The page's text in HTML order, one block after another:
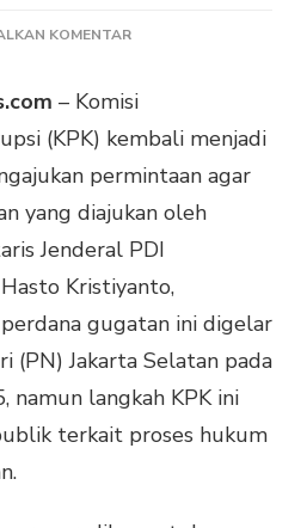
KOMENTARPADA
PERMINTAAN
PENGHENTIAN
STAF
HASTO
– Komisi
(KPK) kembali menjadi
permintaan agar
yang diajukan oleh
Jenderal PDI
Kristiyanto,
gugatan ini digelar
(PN) Jakarta Selatan pada
namun langkah KPK ini
terkait proses hukum